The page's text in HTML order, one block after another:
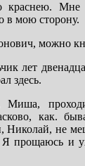
крaснею. Мне
в мою сторону.
можно
лет
здесь.
Мишa,
кaк.
Николaй, не
прощaюсь и